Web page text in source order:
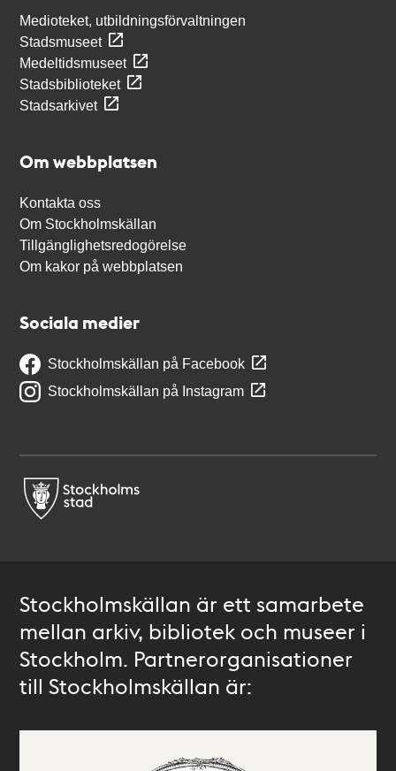
Medioteket, utbildningsförvaltningen
Stadsmuseet
Medeltidsmuseet
Stadsbiblioteket
Stadsarkivet
Om webbplatsen
Kontakta oss
Om Stockholmskällan
Tillgänglighetsredogörelse
Om kakor på webbplatsen
Sociala medier
Stockholmskällan på Facebook
Stockholmskällan på Instagram
Stockholmskällan är ett samarbete
mellan arkiv, bibliotek och museer i
Stockholm. Partnerorganisationer
till Stockholmskällan är: